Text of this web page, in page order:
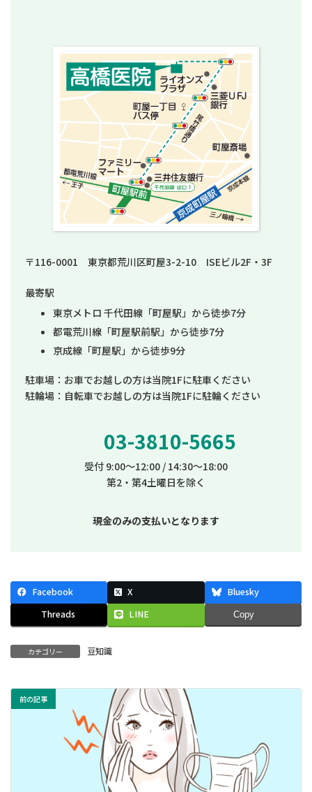
〒116-0001 東京都荒川区町屋3-2-10 ISEビル2F・3F
最寄駅
東京メトロ 千代田線「町屋駅」から徒歩7分
都電荒川線「町屋駅前駅」から徒歩7分
京成線「町屋駅」から徒歩9分
駐車場：お車でお越しの方は当院1Fに駐車ください
駐輪場：自転車でお越しの方は当院1Fに駐輪ください
03-3810-5665
受付 9:00～12:00 / 14:30～18:00
第2・第4土曜日を除く
現金のみの支払いとなります
Facebook X
Bluesky
Threads
LINE Copy
カテゴリー 豆知識
前の記事